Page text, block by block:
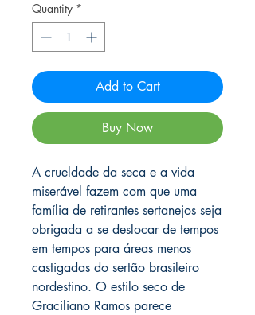
Quantity *
Add to Cart
Buy Now
A crueldade da seca e a vida
miserável fazem com que uma
família de retirantes sertanejos seja
obrigada a se deslocar de tempos
em tempos para áreas menos
castigadas do sertão brasileiro
nordestino. O estilo seco de
Graciliano Ramos parece